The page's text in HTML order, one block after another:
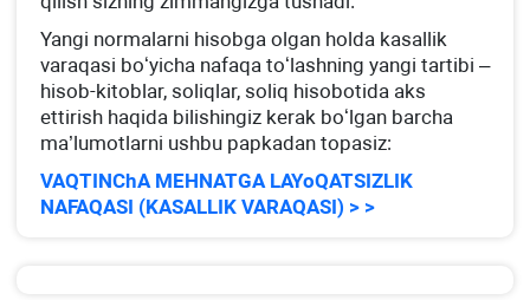
Yangi normalarni hisobga olgan holda kasallik
varaqasi boʻyicha nafaqa toʻlashning yangi tartibi –
hisob-kitoblar, soliqlar, soliq hisobotida aks
ettirish haqida bilishingiz kerak boʻlgan barcha
ma’lumotlarni ushbu papkadan topasiz:
VAQTINChA MEHNATGA LAYoQATSIZLIK
NAFAQASI (KASALLIK VARAQASI) > >